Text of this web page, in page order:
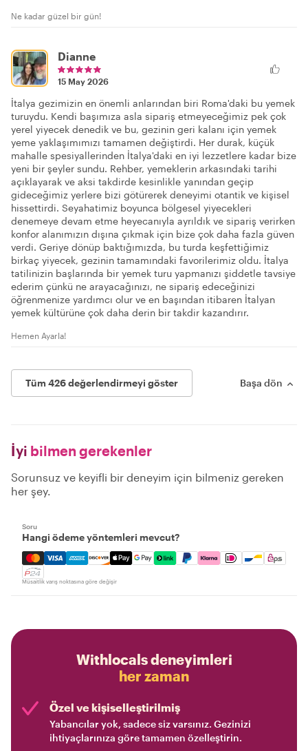
Ne kadar güzel bir gün!
Dianne
15 May 2026
İtalya gezimizin en önemli anlarından biri Roma'daki bu yemek
turuydu. Kendi başımıza asla sipariş etmeyeceğimiz pek çok
yerel yiyecek denedik ve bu, gezinin geri kalanı için yemek
yeme yaklaşımımızı tamamen değiştirdi. Her durak, küçük
mahalle spesiyallerinden İtalya'daki en iyi lezzetlere kadar bize
yeni bir şeyler sundu. Rehber, yemeklerin arkasındaki tarihi
açıklayarak ve aksi takdirde kesinlikle yanından geçip
gideceğimiz yerlere bizi götürerek deneyimi otantik ve kişisel
hissettirdi. Seyahatimiz boyunca bölgesel yiyecekleri
denemeye devam etme heyecanıyla ayrıldık ve sipariş verirken
konfor alanımızın dışına çıkmak için bize çok daha fazla güven
verdi. Geriye dönüp baktığımızda, bu turda keşfettiğimiz
birkaç yiyecek, gezinin tamamındaki favorilerimiz oldu. İtalya
tatilinizin başlarında bir yemek turu yapmanızı şiddetle tavsiye
ederim çünkü ne arayacağınızı, ne sipariş edeceğinizi
öğrenmenize yardımcı olur ve en başından itibaren İtalyan
yemek kültürüne çok daha derin bir takdir kazandırır.
Hemen Ayarla!
Tüm 426 değerlendirmeyi göster Başa dön
İyi bilmen gerekenler
Sorunsuz ve keyifli bir deneyim için bilmeniz gereken
her şey.
Soru
Hangi ödeme yöntemleri mevcut?
Mastercard, Visa, Amex, Discover, Apple Pay, Google
Müsaitlik varış noktasına göre değişir
Withlocals deneyimleri
her zaman
Özel ve kişiselleştirilmiş
Yabancılar yok, sadece siz varsınız. Gezinizi
ihtiyaçlarınıza göre tamamen özelleştirin.